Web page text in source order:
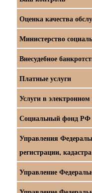
Оценка качества
Министерство
Внесудебное
Платные услуги
Услуги в электронном
Социальный фонд РФ
Управления
регистрации,
Управление